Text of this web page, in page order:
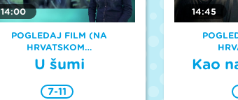
14:00
POGLEDAJ FILM (NA
HRVATSKOM…
U šumi
7-11
14:45
Kao